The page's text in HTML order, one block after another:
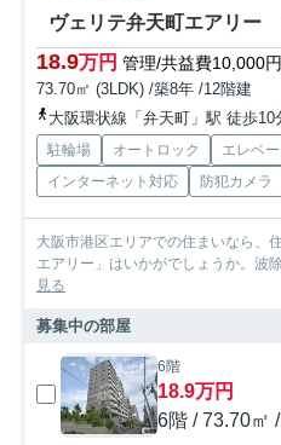
ヴェリテ弁天町エアリー
18.9万円 管理/共益費10,000円
73.70㎡ (3LDK) /築8年 /12階建
大阪環状線「弁天町」駅 徒歩10
駐輪場 オートロック エレベ
インターネット対応
防犯カメラ
大阪市港区エリアでの住まいなら、
エアリー」はいかがでしょうか。波
見る
募集中の部屋
6階
18.9万円
6階 / 73.70㎡